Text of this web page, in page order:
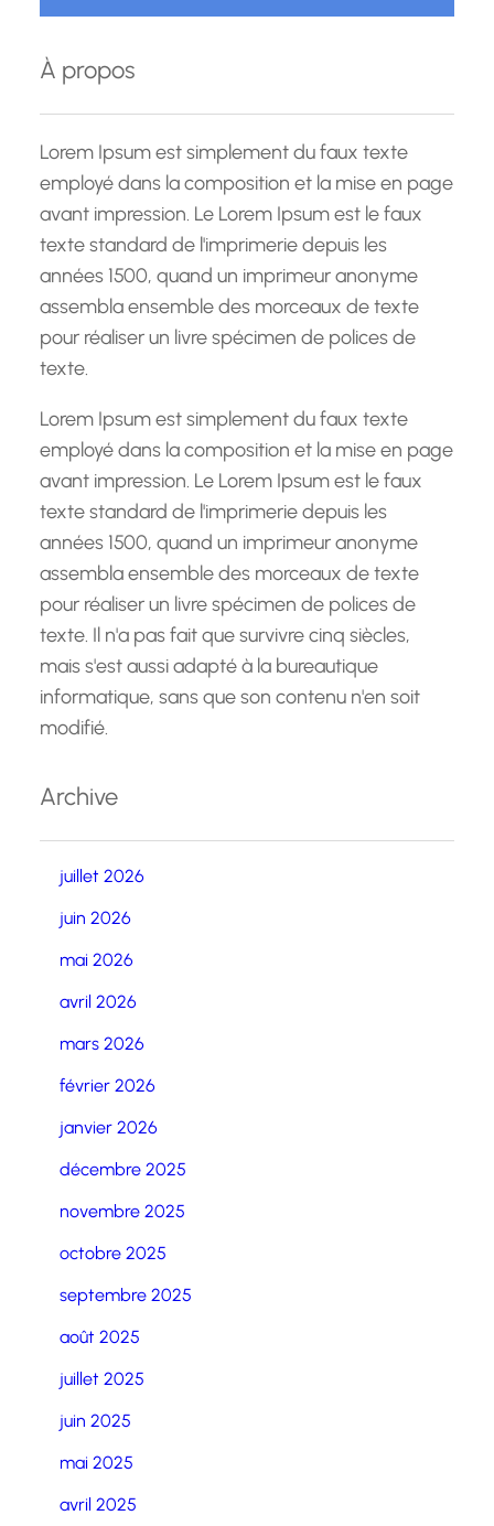
h
r
c
h
À propos
Lorem Ipsum est simplement du faux texte
employé dans la composition et la mise en page
avant impression. Le Lorem Ipsum est le faux
texte standard de l'imprimerie depuis les
années 1500, quand un imprimeur anonyme
assembla ensemble des morceaux de texte
pour réaliser un livre spécimen de polices de
texte.
Lorem Ipsum est simplement du faux texte
employé dans la composition et la mise en page
avant impression. Le Lorem Ipsum est le faux
texte standard de l'imprimerie depuis les
années 1500, quand un imprimeur anonyme
assembla ensemble des morceaux de texte
pour réaliser un livre spécimen de polices de
texte. Il n'a pas fait que survivre cinq siècles,
mais s'est aussi adapté à la bureautique
informatique, sans que son contenu n'en soit
modifié.
Archive
juillet 2026
juin 2026
mai 2026
avril 2026
mars 2026
février 2026
janvier 2026
décembre 2025
novembre 2025
octobre 2025
septembre 2025
août 2025
juillet 2025
juin 2025
mai 2025
avril 2025